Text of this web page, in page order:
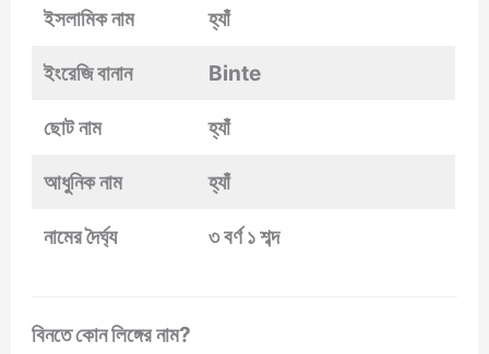
ইসলামিক নাম হ্যাঁ
ইংরেজি বানান Binte
ছোট নাম হ্যাঁ
আধুনিক নাম হ্যাঁ
নামের দৈর্ঘ্য ৩ বর্ণ ১ শব্দ
বিনতে কোন লিঙ্গের নাম?